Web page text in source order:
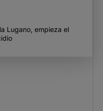
Lugano, empieza el